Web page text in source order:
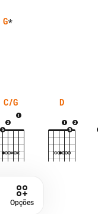
G*
C/G D
Opções